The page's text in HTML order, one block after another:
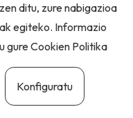
ditu, zure nabigazioa
egiteko. Informazio
gureCookien Politika
Konfiguratu